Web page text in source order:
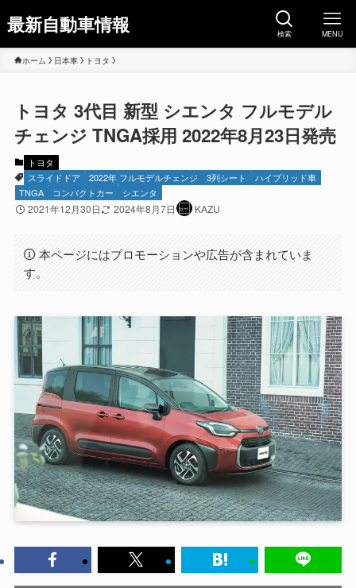
最新自動車情報 検索 MENU
ホーム 日本車 トヨタ
トヨタ 3代目 新型 シエンタ フルモデル
チェンジ TNGA採用 2022年8月23日発売
トヨタ
スライドドア
2022年 フルモデルチェンジ 3列シート
ハイブリッド車
TNGA
コンパクトカー シエンタ
2021年12月30日 2024年8月7日 KAZU
本ページにはプロモーションや広告が含まれていま
す。